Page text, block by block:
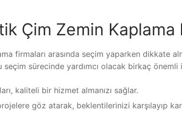
Çim Zemin Kaplama
firmaları arasında seçim yaparken dikkate
sürecinde yardımcı olacak birkaç önemli
kaliteli bir hizmet almanızı sağlar.
göz atarak, beklentilerinizi karşılayıp